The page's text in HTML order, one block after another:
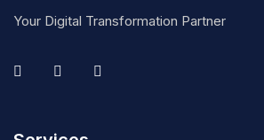
Your Digital Transformation Partner